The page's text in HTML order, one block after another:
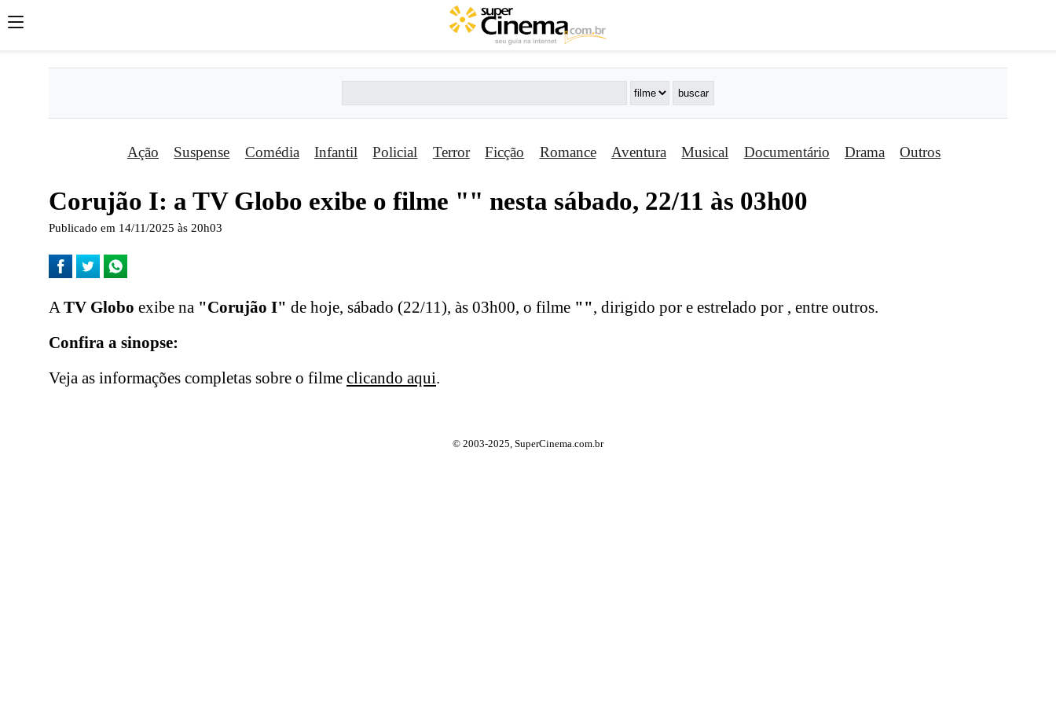
Ação Suspense Comédia Infantil Policial Terror Ficção Romance Aventura Musical Documentário Drama Outros
Corujão I: a TV Globo exibe o filme "" nesta sábado, 22/11 às 03h00
Publicado em 14/11/2025 às 20h03
A TV Globo exibe na "Corujão I" de hoje, sábado (22/11), às 03h00, o filme "", dirigido por e estrelado por , entre outros.
Confira a sinopse:
Veja as informações completas sobre o filme clicando aqui.
© 2003-2025, SuperCinema.com.br